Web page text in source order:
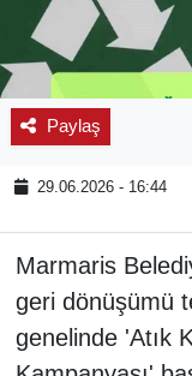
Paylaş
29.06.2026 - 16:44
Marmaris
geri dönüşümü
genelinde 'Atık
KADIN
KÜLTÜR
MAGAZİN